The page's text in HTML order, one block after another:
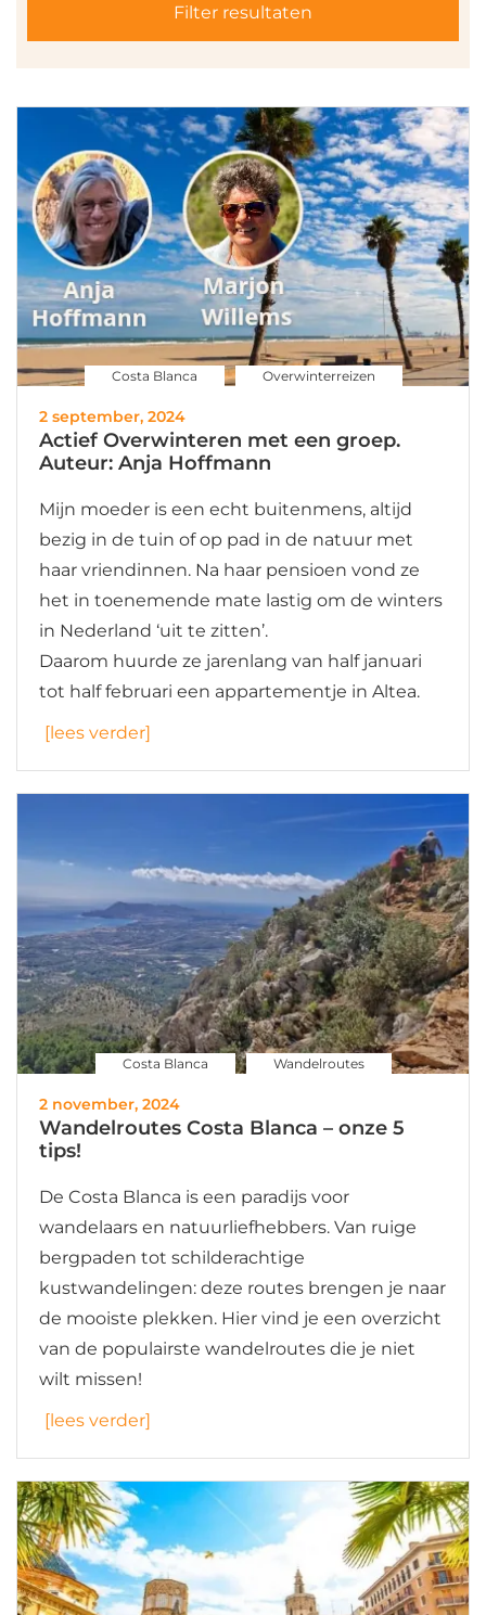
Filter resultaten
Costa Blanca Overwinterreizen
2 september, 2024
Actief Overwinteren met een groep.
Auteur: Anja Hoffmann
Mijn moeder is een echt buitenmens, altijd
bezig in de tuin of op pad in de natuur met
haar vriendinnen. Na haar pensioen vond ze
het in toenemende mate lastig om de winters
in Nederland ‘uit te zitten’.
Daarom huurde ze jarenlang van half januari
tot half februari een appartementje in Altea.
[lees verder]
Costa Blanca Wandelroutes
2 november, 2024
Wandelroutes Costa Blanca – onze 5
tips!
De Costa Blanca is een paradijs voor
wandelaars en natuurliefhebbers. Van ruige
bergpaden tot schilderachtige
kustwandelingen: deze routes brengen je naar
de mooiste plekken. Hier vind je een overzicht
van de populairste wandelroutes die je niet
wilt missen!
[lees verder]